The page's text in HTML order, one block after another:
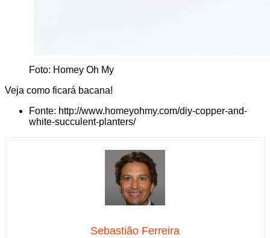
Foto: Homey Oh My
Veja como ficará bacana!
Fonte: http://www.homeyohmy.com/diy-copper-and-
white-succulent-planters/
Sebastião Ferreira